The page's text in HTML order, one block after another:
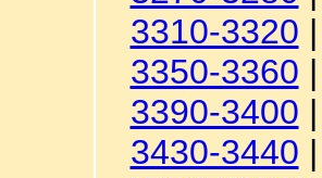
3310-3320 |
3350-3360 |
3390-3400 |
3430-3440 |